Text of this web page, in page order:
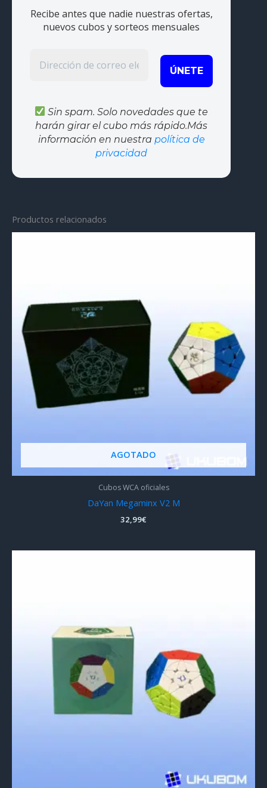
Recibe antes que nadie nuestras ofertas,
nuevos cubos y sorteos mensuales
Sin spam. Solo novedades que te
harán girar el cubo más rápido.Más
información en nuestra política de
privacidad
Productos relacionados
AGOTADO
Cubos WCA oficiales
DaYan Megaminx V2 M
32,99€